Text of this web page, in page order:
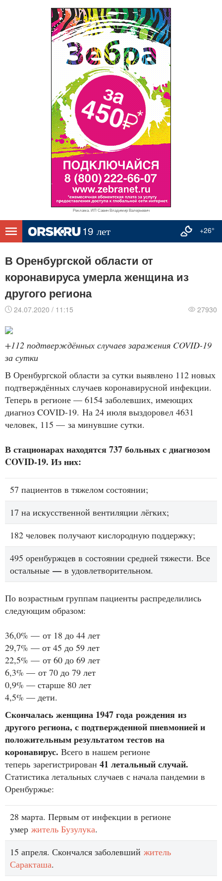
Реклама. ИП Савин Владимир Валерьевич
+26°
В Оренбургской области от
коронавируса умерла женщина из
другого региона
24.07.2020 / 11:15 27930
+112 подтверждённых случаев заражения COVID-19
за сутки
В Оренбургской области за сутки выявлено 112 новых
подтверждённых случаев коронавирусной инфекции.
Теперь в регионе — 6154 заболевших, имеющих
диагноз COVID-19. На 24 июля выздоровел 4631
человек, 115 — за минувшие сутки.
В стационарах находятся 737 больных с диагнозом
COVID-19. Из них:
57 пациентов в тяжелом состоянии;
17 на искусственной вентиляции лёгких;
182 человек получают кислородную поддержку;
495 оренбуржцев в состоянии средней тяжести. Все
остальные — в удовлетворительном.
По возрастным группам пациенты распределились
следующим образом:
36,0% — от 18 до 44 лет
29,7% — от 45 до 59 лет
22,5% — от 60 до 69 лет
6,3% — от 70 до 79 лет
0,9% — старше 80 лет
4,5% — дети.
Скончалась женщина 1947 года рождения из
другого региона, с подтвержденной пневмонией и
положительным результатом тестов на
коронавирус. Всего в нашем регионе
теперь зарегистрирован 41 летальный случай.
Статистика летальных случаев с начала пандемии в
Оренбуржье:
28 марта. Первым от инфекции в регионе
умер житель Бузулука.
15 апреля. Скончался заболевший житель
Саракташа.